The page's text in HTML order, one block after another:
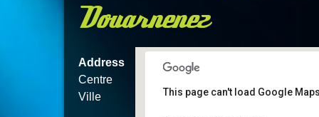
Douarnenez
This page can't load Google
Address
Centre
Ville